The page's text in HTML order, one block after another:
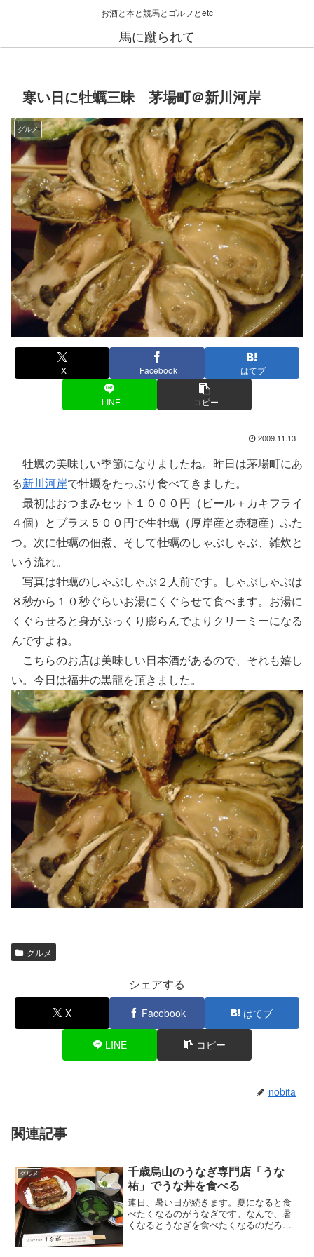
お酒と本と競馬とゴルフとetc
馬に蹴られて
寒い日に牡蠣三昧 茅場町＠新川河岸
グルメ
X Facebook はてブ
LINE コピー
2009.11.13
牡蠣の美味しい季節になりましたね。昨日は茅場町にあ
る新川河岸で牡蠣をたっぷり食べてきました。
最初はおつまみセット１０００円（ビール＋カキフライ
４個）とプラス５００円で生牡蠣（厚岸産と赤穂産）ふた
つ。次に牡蠣の佃煮、そして牡蠣のしゃぶしゃぶ、雑炊と
いう流れ。
写真は牡蠣のしゃぶしゃぶ２人前です。しゃぶしゃぶは
８秒から１０秒ぐらいお湯にくぐらせて食べます。お湯に
くぐらせると身がぷっくり膨らんでよりクリーミーになる
んですよね。
こちらのお店は美味しい日本酒があるので、それも嬉し
い。今日は福井の黒龍を頂きました。
グルメ
シェアする
X Facebook はてブ
LINE コピー
nobita
関連記事
グルメ
千歳烏山のうなぎ専門店「うな
祐」でうな丼を食べる
連日、暑い日が続きます。夏になると食
べたくなるのがうなぎです。なんで、暑
くなるとうなぎを食べたくなるのだろう